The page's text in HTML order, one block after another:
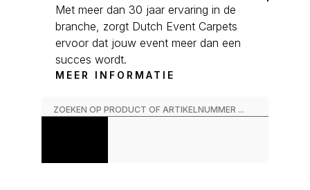
Met meer dan 30 jaar ervaring in de
branche, zorgt Dutch Event Carpets
ervoor dat jouw event meer dan een
succes wordt.
MEER INFORMATIE